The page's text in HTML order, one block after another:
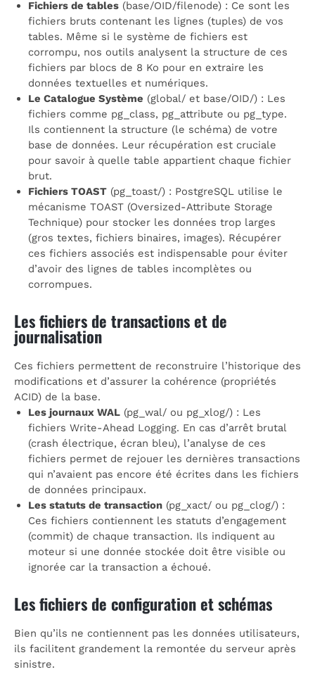
Fichiers de tables (base/OID/filenode) : Ce sont les
fichiers bruts contenant les lignes (tuples) de vos
tables. Même si le système de fichiers est
corrompu, nos outils analysent la structure de ces
fichiers par blocs de 8 Ko pour en extraire les
données textuelles et numériques.
Le Catalogue Système (global/ et base/OID/) : Les
fichiers comme pg_class, pg_attribute ou pg_type.
Ils contiennent la structure (le schéma) de votre
base de données. Leur récupération est cruciale
pour savoir à quelle table appartient chaque fichier
brut.
Fichiers TOAST (pg_toast/) : PostgreSQL utilise le
mécanisme TOAST (Oversized-Attribute Storage
Technique) pour stocker les données trop larges
(gros textes, fichiers binaires, images). Récupérer
ces fichiers associés est indispensable pour éviter
d’avoir des lignes de tables incomplètes ou
corrompues.
Les fichiers de transactions et de
journalisation
Ces fichiers permettent de reconstruire l’historique des
modifications et d’assurer la cohérence (propriétés
ACID) de la base.
Les journaux WAL (pg_wal/ ou pg_xlog/) : Les
fichiers Write-Ahead Logging. En cas d’arrêt brutal
(crash électrique, écran bleu), l’analyse de ces
fichiers permet de rejouer les dernières transactions
qui n’avaient pas encore été écrites dans les fichiers
de données principaux.
Les statuts de transaction (pg_xact/ ou pg_clog/) :
Ces fichiers contiennent les statuts d’engagement
(commit) de chaque transaction. Ils indiquent au
moteur si une donnée stockée doit être visible ou
ignorée car la transaction a échoué.
Les fichiers de configuration et schémas
Bien qu’ils ne contiennent pas les données utilisateurs,
ils facilitent grandement la remontée du serveur après
sinistre.